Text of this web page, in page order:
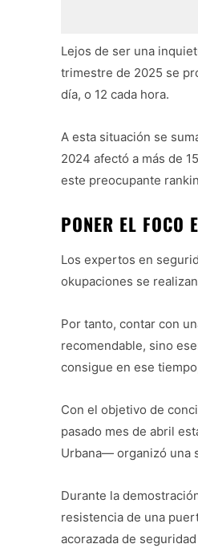
Lejos de ser una
trimestre de 2025 se
día, o 12 cada hora.
A esta situación se
2024 afectó a más de
este preocupante
PONER EL FOCO
Los expertos en
okupaciones se
Por tanto, contar con
recomendable, sino
consigue en ese
Con el objetivo de
pasado mes de abril
Urbana— organizó una
Durante la
resistencia de una
acorazada de seguridad